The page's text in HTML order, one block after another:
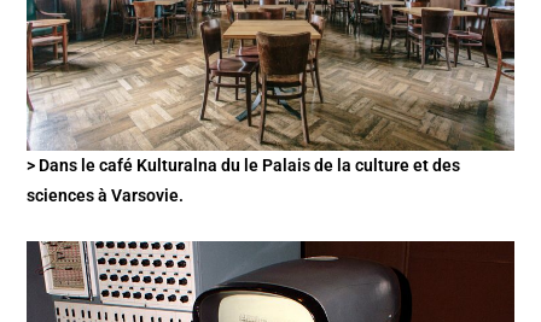
> Dans le café Kulturalna du le Palais de la culture et des
sciences à Varsovie.